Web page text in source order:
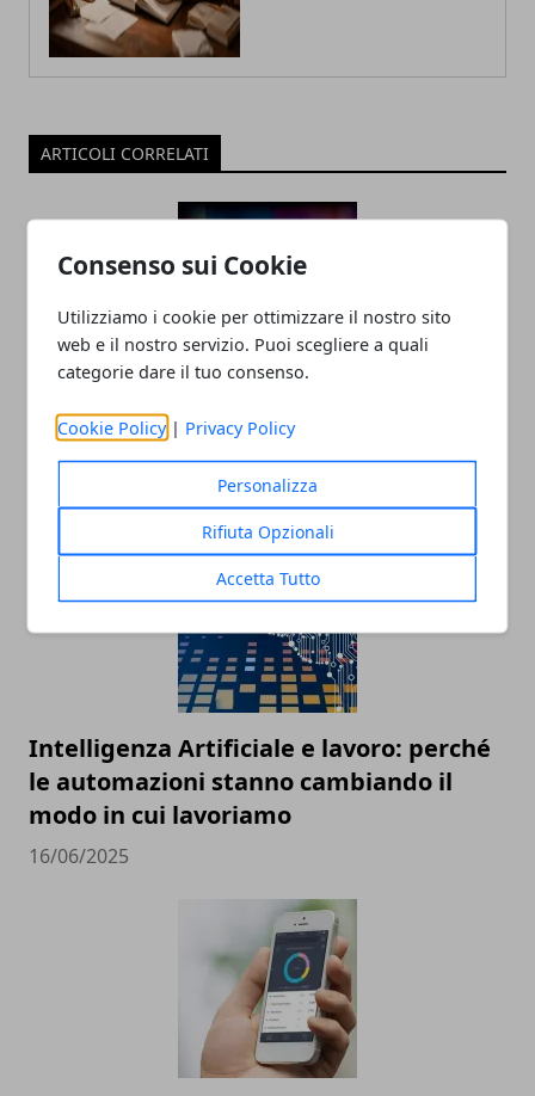
Consenso sui Cookie
Utilizziamo i cookie per ottimizzare il nostro sito
web e il nostro servizio. Puoi scegliere a quali
categorie dare il tuo consenso.
Cookie Policy | Privacy Policy
Personalizza
Rifiuta Opzionali
Accetta Tutto
ARTICOLI CORRELATI
Tecnologia e innovazione sociale: un
rapporto in crescita
Intelligenza Artificiale e lavoro: perché
le automazioni stanno cambiando il
modo in cui lavoriamo
16/06/2025